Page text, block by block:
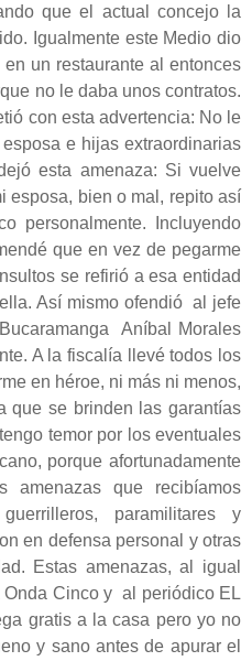
que el actual concejo la
Igualmente este Medio dio
un restaurante al entonces
no le daba unos contratos.
con esta advertencia: No le
e hijas extraordinarias
esta amenaza: Si vuelve
esposa, bien o mal, repito así
personalmente. Incluyendo
que en vez de pegarme
se refirió a esa entidad
Así mismo ofendió al jefe
Aníbal Morales
A la fiscalía llevé todos los
en héroe, ni más ni menos,
que se brinden las garantías
temor por los eventuales
porque afortunadamente
amenazas que recibíamos
paramilitares y
en defensa personal y otras
Estas amenazas, al igual
Cinco y al periódico EL
gratis a la casa pero yo no
y sano antes de apurar el